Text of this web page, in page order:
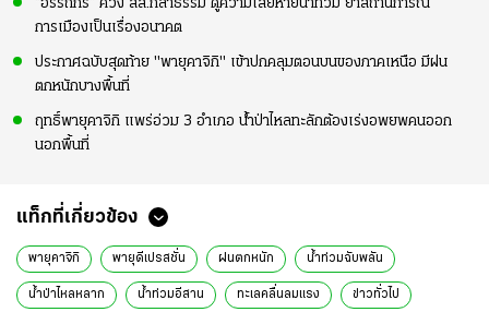
“อรรถกร” ควง สส.กล้าธรรม ดูความเสียหายน้ำท่วม ย้ำสถานการณ์
การเมืองเป็นเรื่องอนาคต
ประกาศฉบับสุดท้าย "พายุคาจิกิ" เข้าปกคลุมตอนบนของภาคเหนือ มีฝน
ตกหนักบางพื้นที่
ฤทธิ์พายุคาจิกิ แพร่อ่วม 3 อำเภอ น้ำป่าไหลทะลักต้องเร่งอพยพคนออก
นอกพื้นที่
แท็กที่เกี่ยวข้อง
พายุคาจิกิ พายุดีเปรสชั่น ฝนตกหนัก น้ำท่วมฉับพลัน
น้ำป่าไหลหลาก น้ำท่วมอีสาน ทะเลคลื่นลมแรง ข่าวทั่วไป